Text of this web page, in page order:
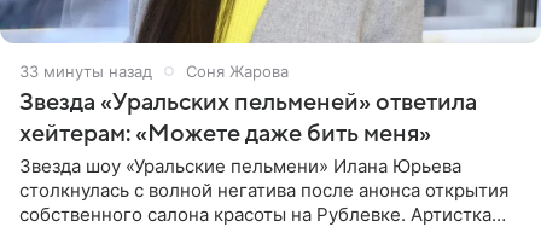
33 минуты назад Соня Жарова
Звезда «Уральских пельменей» ответила
хейтерам: «Можете даже бить меня»
Звезда шоу «Уральские пельмени» Илана Юрьева
столкнулась с волной негатива после анонса открытия
собственного салона красоты на Рублевке. Артистка